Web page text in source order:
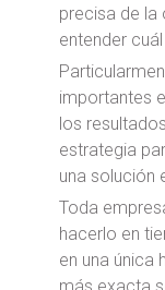
precisa de la
entender
importantes
los
estrategia
una solución
Toda
hacerlo en
en una única